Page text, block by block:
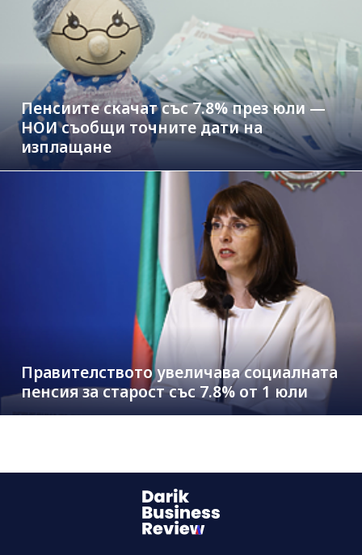
Пенсиите скачат със 7.8% през юли —
НОИ съобщи точните дати на
изплащане
Правителството увеличава социалната
пенсия за старост със 7.8% от 1 юли